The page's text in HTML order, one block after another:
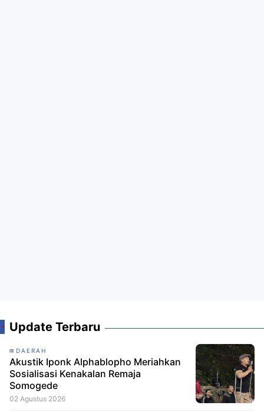
Update Terbaru
DAERAH
Akustik Iponk Alphablopho Meriahkan
Sosialisasi Kenakalan Remaja
Somogede
02 Agustus 2026